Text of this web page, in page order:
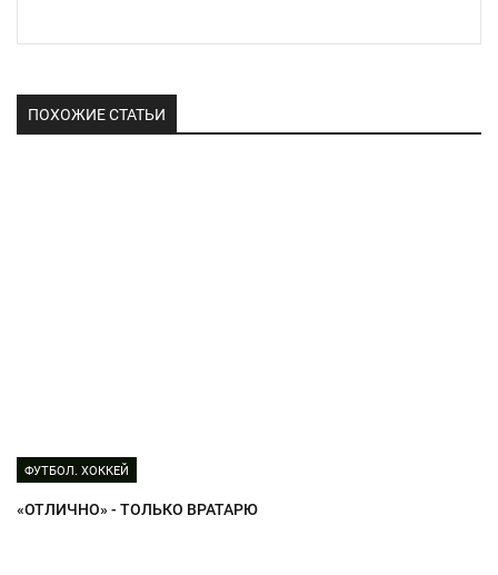
ПОХОЖИЕ СТАТЬИ
ФУТБОЛ. ХОККЕЙ
«ОТЛИЧНО» - ТОЛЬКО ВРАТАРЮ